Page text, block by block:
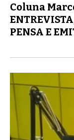
Coluna
PENSA E